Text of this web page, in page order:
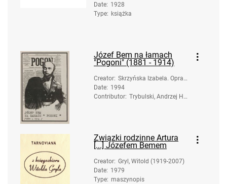
71)
Date: 1928
Type: książka
Józef Bem na łamach
"Pogoni" (1881 - 1914)
Creator: Skrzyńska Izabela. Oprac
owanie; Sąsiadowicz, Mar
ia (1948- ). Opracowanie
Date: 1994
Contributor: Trybulski, Andrzej He
Związki rodzinne Artura
[...] Józefem Bemem
Creator: Gryl, Witold (1919-2007)
Date: 1979
Type: maszynopis